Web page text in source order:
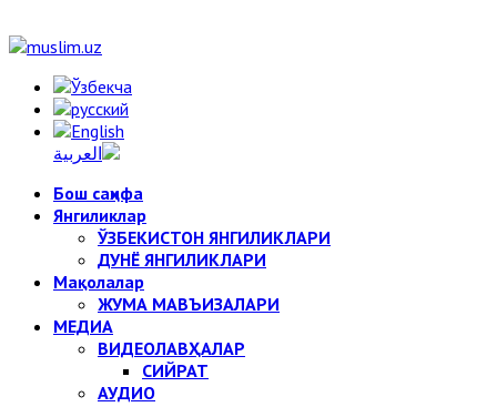
Бош саҳифа
Янгиликлар
ЎЗБЕКИСТОН ЯНГИЛИКЛАРИ
ДУНЁ ЯНГИЛИКЛАРИ
Мақолалар
ЖУМА МАВЪИЗАЛАРИ
МЕДИА
ВИДЕОЛАВҲАЛАР
СИЙРАТ
АУДИО